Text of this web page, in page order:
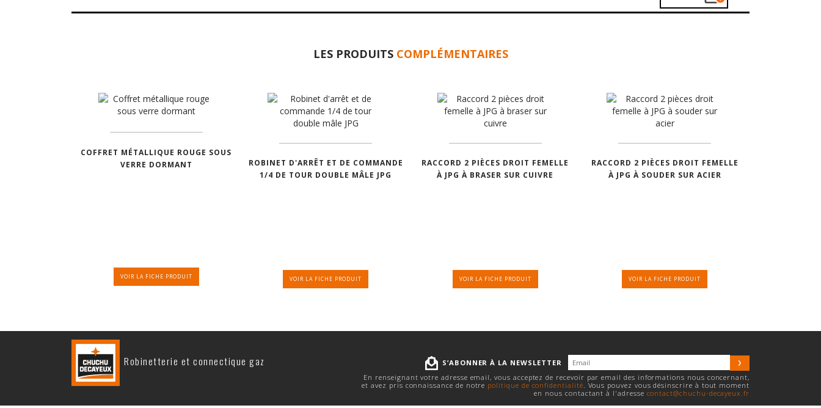
LES PRODUITS COMPLÉMENTAIRES
COFFRET MÉTALLIQUE ROUGE SOUS
VERRE DORMANT
VOIR LA FICHE PRODUIT
ROBINET D'ARRÊT ET DE COMMANDE
1/4 DE TOUR DOUBLE MÂLE JPG
VOIR LA FICHE PRODUIT
RACCORD 2 PIÈCES DROIT FEMELLE
À JPG À BRASER SUR CUIVRE
VOIR LA FICHE PRODUIT
RACCORD 2 PIÈCES DROIT FEMELLE
À JPG À SOUDER SUR ACIER
VOIR LA FICHE PRODUIT
Robinetterie et connectique gaz
S’ABONNER À LA NEWSLETTER
En renseignant votre adresse email, vous acceptez de recevoir par email des informations nous concernant,
et avez pris connaissance de notre politique de confidentialité . Vous pouvez vous désinscrire à tout moment
en nous contactant à l'adresse contact@chuchu-decayeux.fr